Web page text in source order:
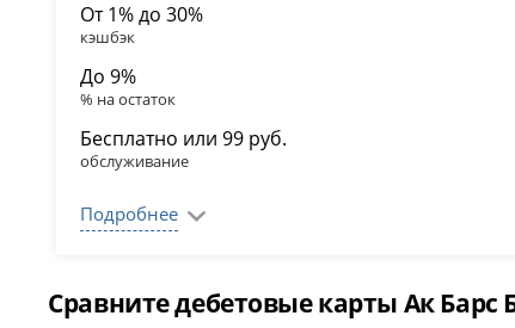
От 1% до 30%
кэшбэк
До 9%
% на остаток
Бесплатно или 99 руб.
обслуживание
Подробнее
Сравните дебетовые карты Ак Барс